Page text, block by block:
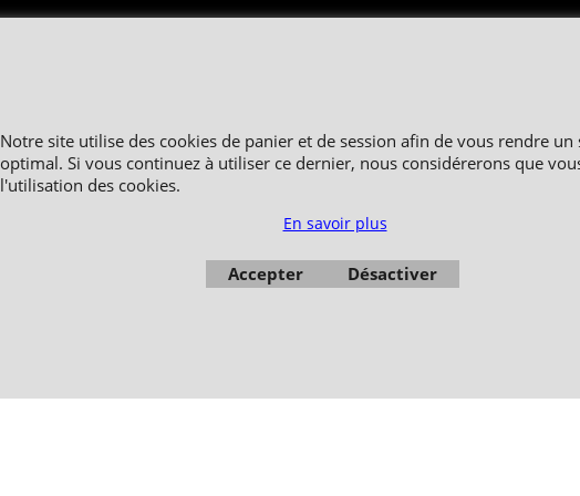
Nos prix sont affichés en HT et en TTC (hors frais de port) dont TVA 5.5 % et 20,0 % incluses,
Photos non contractuelles - Reproduction interdite
Notre site utilise des cookies de panier et de session afin de vous rendre un
optimal. Si vous continuez à utiliser ce dernier, nous considérerons que
l'utilisation des cookies.
En savoir plus
Accepter Désactiver